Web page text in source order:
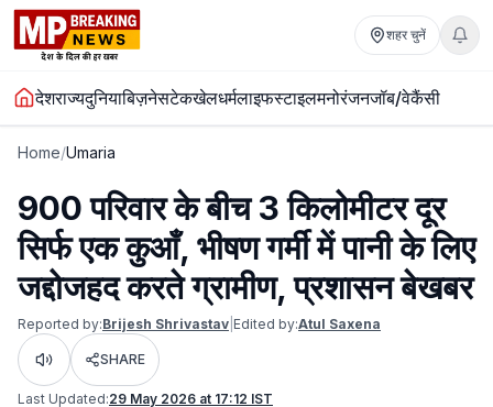
शहर चुनें
देशराज्यदुनियाबिज़नेसटेकखेलधर्मलाइफस्टाइलमनोरंजनजॉब/वेकैंसी
Home/Umaria
900 परिवार के बीच 3 किलोमीटर दूर
सिर्फ एक कुआँ, भीषण गर्मी में पानी के लिए
जद्दोजहद करते ग्रामीण, प्रशासन बेखबर
Reported by:Brijesh Shrivastav Edited by:Atul Saxena
Listen SHARE
Last Updated:29 May 2026 at 17:12 IST